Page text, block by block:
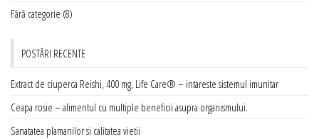
Fără categorie (8)
POSTĂRI RECENTE
Extract de ciuperca Reishi, 400 mg, Life Care® – intareste sistemul imunitar
Ceapa rosie – alimentul cu multiple beneficii asupra organismului.
Sanatatea plamanilor si calitatea vietii